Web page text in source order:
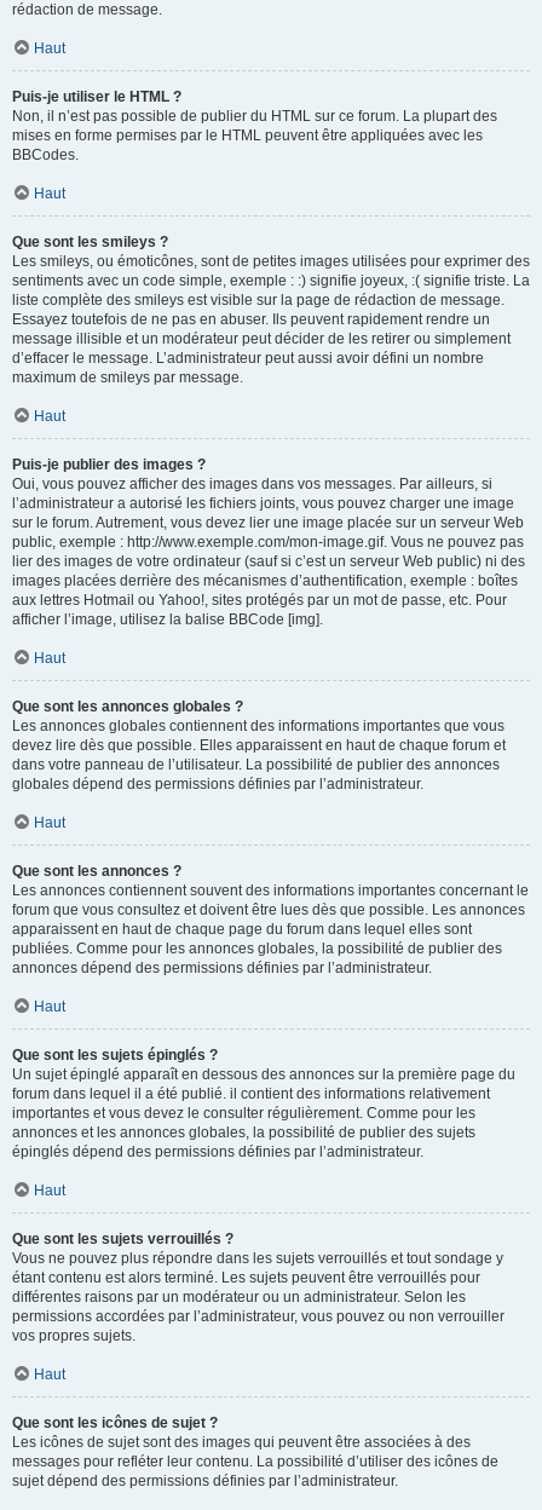
rédaction de message.
Haut
Puis-je utiliser le HTML ?
Non, il n’est pas possible de publier du HTML sur ce forum. La plupart des
mises en forme permises par le HTML peuvent être appliquées avec les
BBCodes.
Haut
Que sont les smileys ?
Les smileys, ou émoticônes, sont de petites images utilisées pour exprimer des
sentiments avec un code simple, exemple : :) signifie joyeux, :( signifie triste. La
liste complète des smileys est visible sur la page de rédaction de message.
Essayez toutefois de ne pas en abuser. Ils peuvent rapidement rendre un
message illisible et un modérateur peut décider de les retirer ou simplement
d’effacer le message. L’administrateur peut aussi avoir défini un nombre
maximum de smileys par message.
Haut
Puis-je publier des images ?
Oui, vous pouvez afficher des images dans vos messages. Par ailleurs, si
l’administrateur a autorisé les fichiers joints, vous pouvez charger une image
sur le forum. Autrement, vous devez lier une image placée sur un serveur Web
public, exemple : http://www.exemple.com/mon-image.gif. Vous ne pouvez pas
lier des images de votre ordinateur (sauf si c’est un serveur Web public) ni des
images placées derrière des mécanismes d’authentification, exemple : boîtes
aux lettres Hotmail ou Yahoo!, sites protégés par un mot de passe, etc. Pour
afficher l’image, utilisez la balise BBCode [img].
Haut
Que sont les annonces globales ?
Les annonces globales contiennent des informations importantes que vous
devez lire dès que possible. Elles apparaissent en haut de chaque forum et
dans votre panneau de l’utilisateur. La possibilité de publier des annonces
globales dépend des permissions définies par l’administrateur.
Haut
Que sont les annonces ?
Les annonces contiennent souvent des informations importantes concernant le
forum que vous consultez et doivent être lues dès que possible. Les annonces
apparaissent en haut de chaque page du forum dans lequel elles sont
publiées. Comme pour les annonces globales, la possibilité de publier des
annonces dépend des permissions définies par l’administrateur.
Haut
Que sont les sujets épinglés ?
Un sujet épinglé apparaît en dessous des annonces sur la première page du
forum dans lequel il a été publié. il contient des informations relativement
importantes et vous devez le consulter régulièrement. Comme pour les
annonces et les annonces globales, la possibilité de publier des sujets
épinglés dépend des permissions définies par l’administrateur.
Haut
Que sont les sujets verrouillés ?
Vous ne pouvez plus répondre dans les sujets verrouillés et tout sondage y
étant contenu est alors terminé. Les sujets peuvent être verrouillés pour
différentes raisons par un modérateur ou un administrateur. Selon les
permissions accordées par l’administrateur, vous pouvez ou non verrouiller
vos propres sujets.
Haut
Que sont les icônes de sujet ?
Les icônes de sujet sont des images qui peuvent être associées à des
messages pour refléter leur contenu. La possibilité d’utiliser des icônes de
sujet dépend des permissions définies par l’administrateur.